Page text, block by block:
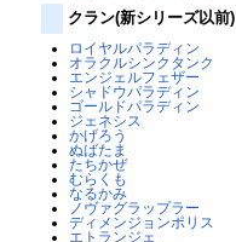
クラン(新シリーズ以前)
ロイヤルパラディン
オラクルシンクタンク
エンジェルフェザー
シャドウパラディン
ゴールドパラディン
ジェネシス
かげろう
ぬばたま
たちかぜ
むらくも
なるかみ
ノヴァグラップラー
ディメンジョンポリス
エトランジェ